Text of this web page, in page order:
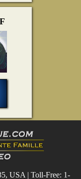
USA | Toll-Free: 1-